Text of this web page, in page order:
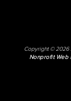
Copyright © 2026
Nonprofit Web